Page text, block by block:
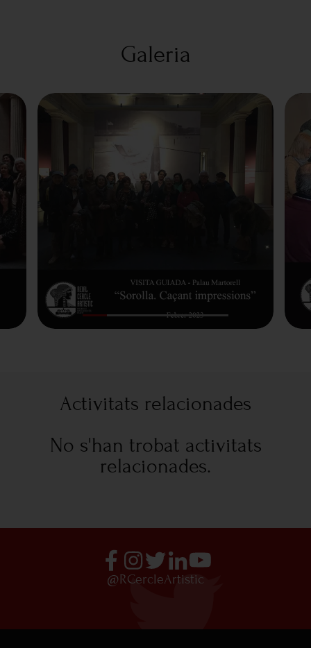
Galeria
Activitats relacionades
No s'han trobat activitats
relacionades.
@RCercleArtistic